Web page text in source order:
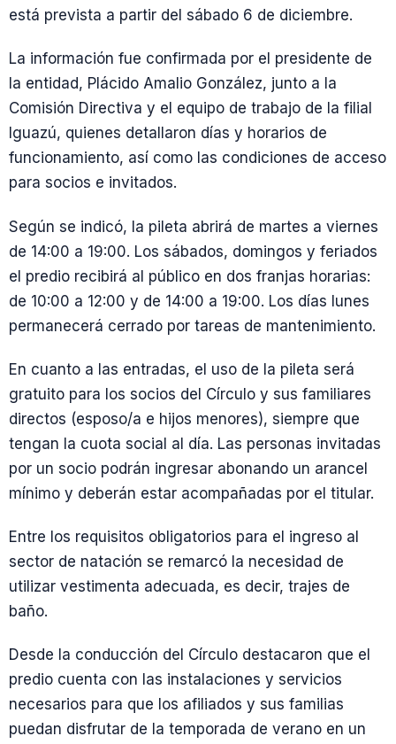
está prevista a partir del sábado 6 de diciembre.
La información fue confirmada por el presidente de
la entidad, Plácido Amalio González, junto a la
Comisión Directiva y el equipo de trabajo de la filial
Iguazú, quienes detallaron días y horarios de
funcionamiento, así como las condiciones de acceso
para socios e invitados.
Según se indicó, la pileta abrirá de martes a viernes
de 14:00 a 19:00. Los sábados, domingos y feriados
el predio recibirá al público en dos franjas horarias:
de 10:00 a 12:00 y de 14:00 a 19:00. Los días lunes
permanecerá cerrado por tareas de mantenimiento.
En cuanto a las entradas, el uso de la pileta será
gratuito para los socios del Círculo y sus familiares
directos (esposo/a e hijos menores), siempre que
tengan la cuota social al día. Las personas invitadas
por un socio podrán ingresar abonando un arancel
mínimo y deberán estar acompañadas por el titular.
Entre los requisitos obligatorios para el ingreso al
sector de natación se remarcó la necesidad de
utilizar vestimenta adecuada, es decir, trajes de
baño.
Desde la conducción del Círculo destacaron que el
predio cuenta con las instalaciones y servicios
necesarios para que los afiliados y sus familias
puedan disfrutar de la temporada de verano en un